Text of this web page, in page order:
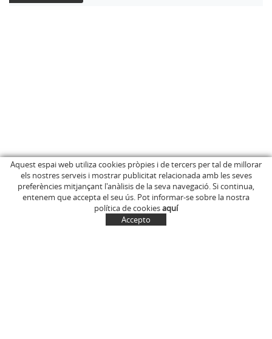
INICI
EMPRESA
BOTIGA ONLINE
C/ Anglès, 15
OLOT (Girona)
646 681 411
info@marcelinus.cat
COMPTE CISTELLA
Aquest espai web utiliza cookies pròpies i de tercers per tal de millorar
els nostres serveis i mostrar publicitat relacionada amb les seves
preferències mitjançant l'anàlisis de la seva navegació. Si continua,
entenem que accepta el seu ús. Pot informar-se sobre la nostra
política de cookiesaquí
Accepto